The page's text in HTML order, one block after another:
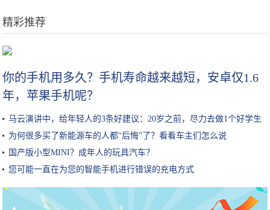
精彩推荐
你的手机用多久？手机寿命越来越短，安卓仅1.6
年，苹果手机呢？
马云演讲中，给年轻人的3条好建议：20岁之前，尽力去做1个好学生
为何很多买了新能源车的人都“后悔”了？看看车主们怎么说
国产版小型MINI？成年人的玩具汽车？
您可能一直在为您的智能手机进行错误的充电方式